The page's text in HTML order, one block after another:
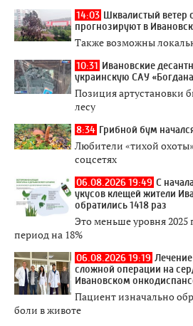
14:03 Шквалистый ветер
прогнозируют в
Также возможны
10:31 Ивановские
украинскую САУ
Позиция артустановки
лесу
8:34 Грибной бум
Любители «тихой
соцсетях
06.08.2026 19:49 С
укусов клещей жители
обратились 1418 раз
Это меньше уровня 2025
период на 18%
06.08.2026 19:19
сложной операции на
Ивановском
Пациент изначально
боли в животе